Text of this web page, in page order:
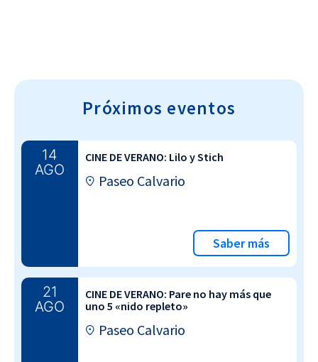
Próximos eventos
14
AGO
CINE DE VERANO: Lilo y Stich
Paseo Calvario
Saber más
21
AGO
CINE DE VERANO: Pare no hay más que
uno 5 «nido repleto»
Paseo Calvario